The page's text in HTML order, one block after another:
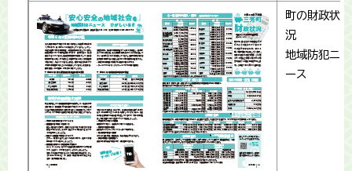
町の財政状
況
地域防犯ニュ
ース